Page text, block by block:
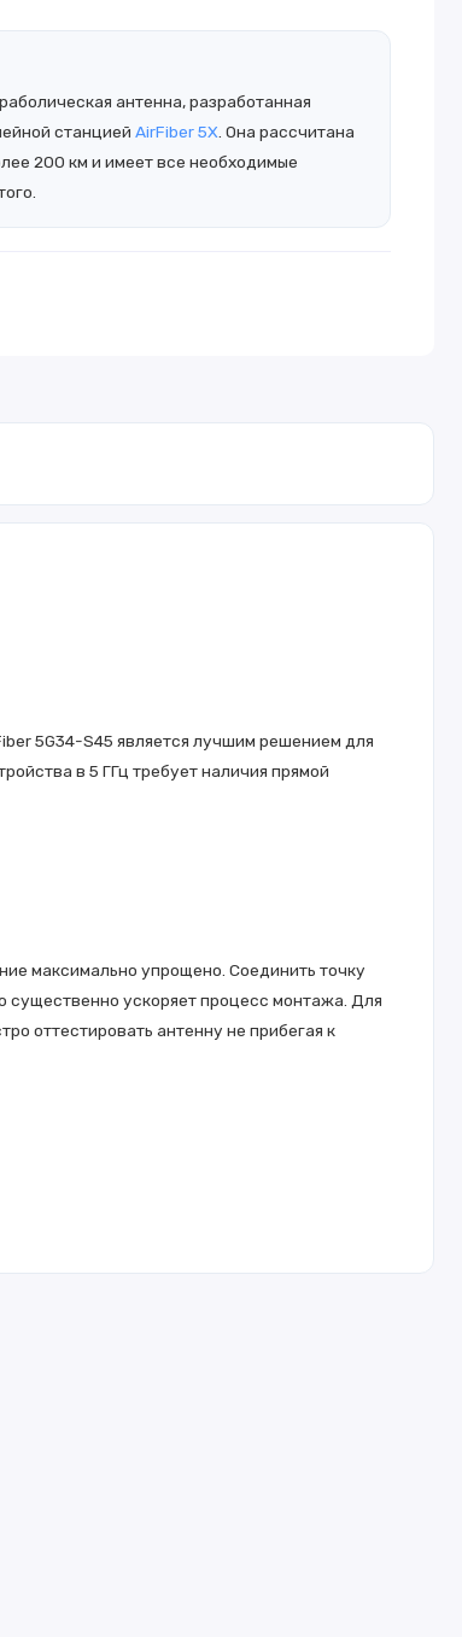
антенна, разработанная
станцией AirFiber 5X. Она рассчитана
200 км и имеет все необходимые
5G34-S45 является лучшим решением для
в 5 ГГц требует наличия прямой
максимально упрощено. Соединить точку
существенно ускоряет процесс монтажа. Для
оттестировать антенну не прибегая к